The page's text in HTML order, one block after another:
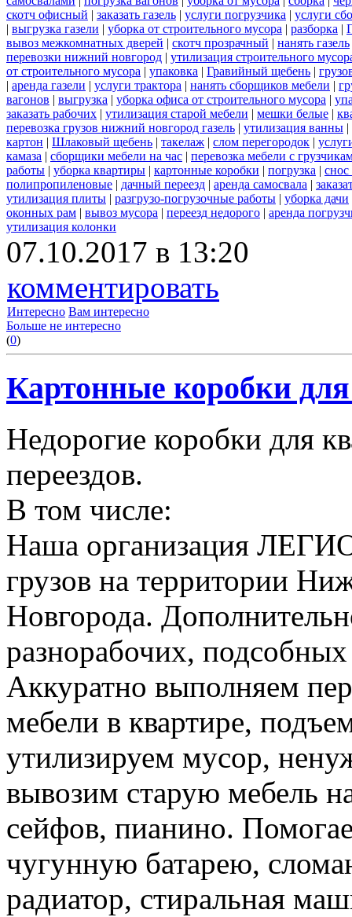
скотч офисный | заказать газель | услуги погрузчика | услуги
| выгрузка газели | уборка от строительного мусора | разборка |
вывоз межкомнатных дверей | скотч прозрачный | нанять газель
перевозки нижний новгород | утилизация строительного
от строительного мусора | упаковка | Гравийный щебень |
| аренда газели | услуги трактора | нанять сборщиков мебели |
вагонов | выгрузка | уборка офиса от строительного мусора |
заказать рабочих | утилизация старой мебели | мешки белые |
перевозка грузов нижний новгород газель | утилизация ванны |
картон | Шлаковый щебень | такелаж | слом перегородок |
камаза | сборщики мебели на час | перевозка мебели с
работы | уборка квартиры | картонные коробки | погрузка | снос
полипропиленовые | дачный переезд | аренда самосвала |
утилизация плиты | разгрузо-погрузочные работы | уборка дачи
оконных рам | вывоз мусора | переезд недорого | аренда
утилизация колонки
07.10.2017 в 13:20
комментировать
Интересно Вам интересно
Больше не интересно
(0)
Картонные коробки для
Недорогие коробки для
переездов.
В том числе:
Наша организация
грузов на территории
Новгорода.
разнорабочих,
Аккуратно выполняем
мебели в квартире,
утилизируем мусор,
вывозим старую мебель
сейфов, пианино.
чугунную батарею,
радиатор, стиральная